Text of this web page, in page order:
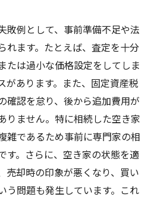
敗例として、事前準備不足や法
れます。たとえば、査定を十分
たは過小な価格設定をしてしま
があります。また、固定資産税
確認を怠り、後から追加費用が
りません。特に相続した空き家
雑であるため事前に専門家の相
す。さらに、空き家の状態を適
売却時の印象が悪くなり、買い
う問題も発生しています。これ